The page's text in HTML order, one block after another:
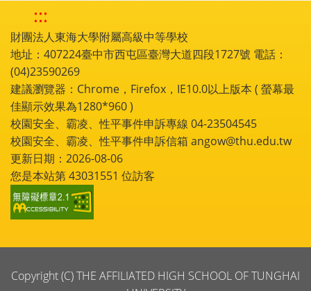
:::
財團法人東海大學附屬高級中等學校
地址：407224臺中市西屯區臺灣大道四段1727號 電話：
(04)23590269
建議瀏覽器：Chrome，Firefox，IE10.0以上版本 ( 螢幕最
佳顯示效果為1280*960 )
校園安全、霸凌、性平事件申訴專線 04-23504545
校園安全、霸凌、性平事件申訴信箱 angow@thu.edu.tw
更新日期：2026-08-06
您是本站第43031551 位訪客
Copyright (C) THE AFFILIATED HIGH SCHOOL OF TUNGHAI